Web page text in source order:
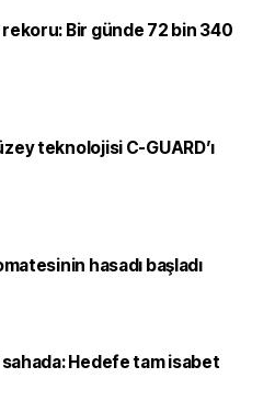
Bir günde 72 bin 340
teknolojisi C-GUARD’ı
hasadı başladı
sahada: Hedefe tam isabet